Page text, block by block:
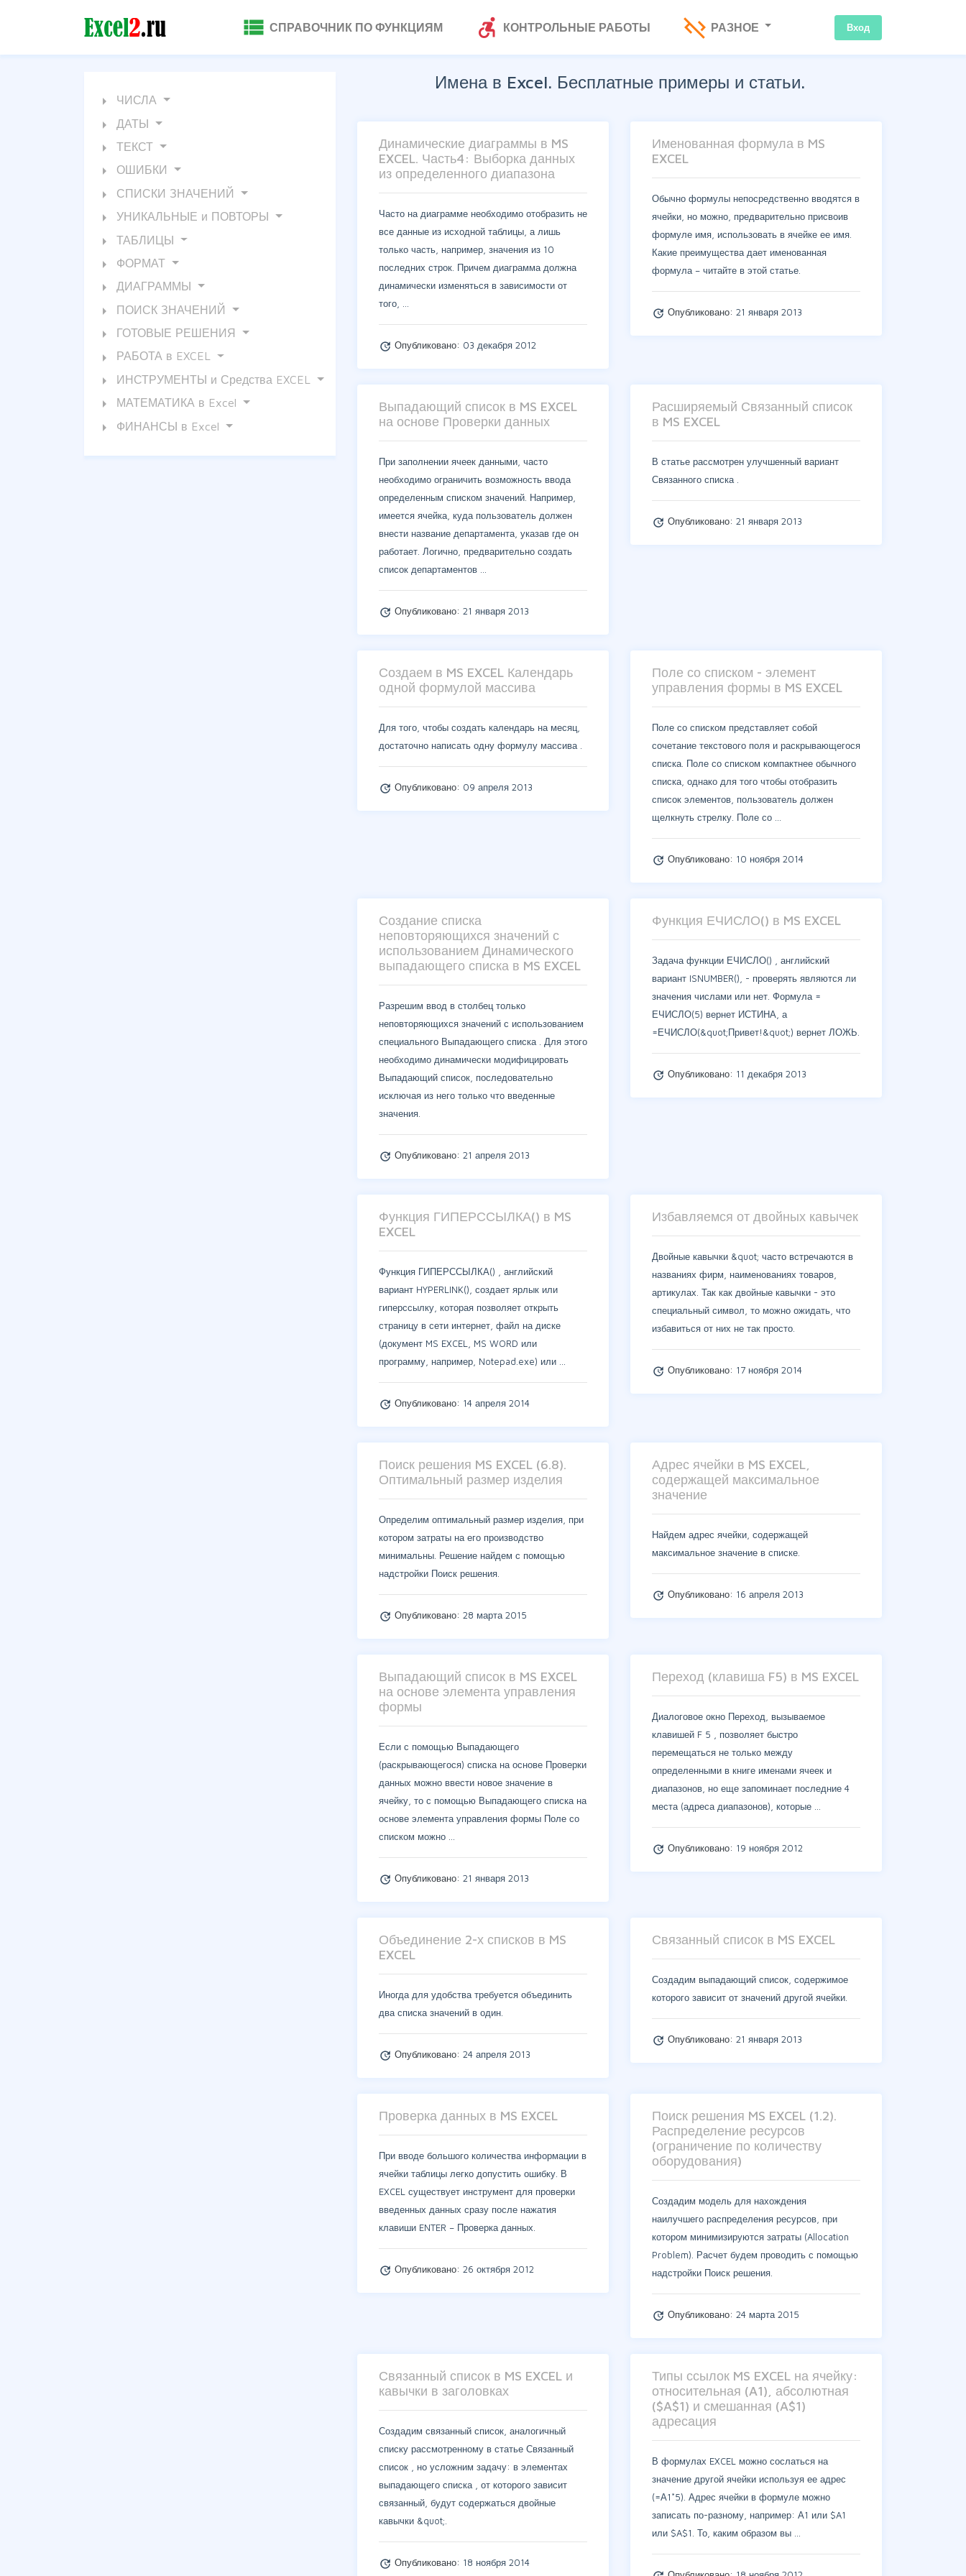
view_list СПРАВОЧНИК ПО ФУНКЦИЯМ accessible_forward КОНТРОЛЬНЫЕ РАБОТЫ code_off РАЗНОЕ Вход
arrow_right ЧИСЛА
arrow_right ДАТЫ
arrow_right ТЕКСТ
arrow_right ОШИБКИ
arrow_right СПИСКИ ЗНАЧЕНИЙ
arrow_right УНИКАЛЬНЫЕ и ПОВТОРЫ
arrow_right ТАБЛИЦЫ
arrow_right ФОРМАТ
arrow_right ДИАГРАММЫ
arrow_right ПОИСК ЗНАЧЕНИЙ
arrow_right ГОТОВЫЕ РЕШЕНИЯ
arrow_right РАБОТА в EXCEL
arrow_right ИНСТРУМЕНТЫ и Средства EXCEL
arrow_right МАТЕМАТИКА в Excel
arrow_right ФИНАНСЫ в Excel
Имена в Excel. Бесплатные примеры и статьи.
Динамические диаграммы в MS
EXCEL. Часть4: Выборка данных
из определенного диапазона
Часто на диаграмме необходимо отобразить не
все данные из исходной таблицы, а лишь
только часть, например, значения из 10
последних строк. Причем диаграмма должна
динамически изменяться в зависимости от
того, …
update Опубликовано: 03 декабря 2012
Именованная формула в MS
EXCEL
Обычно формулы непосредственно вводятся в
ячейки, но можно, предварительно присвоив
формуле имя, использовать в ячейке ее имя.
Какие преимущества дает именованная
формула – читайте в этой статье.
update Опубликовано: 21 января 2013
Выпадающий список в MS EXCEL
на основе Проверки данных
При заполнении ячеек данными, часто
необходимо ограничить возможность ввода
определенным списком значений. Например,
имеется ячейка, куда пользователь должен
внести название департамента, указав где он
работает. Логично, предварительно создать
список департаментов …
update Опубликовано: 21 января 2013
Расширяемый Связанный список
в MS EXCEL
В статье рассмотрен улучшенный вариант
Связанного списка .
update Опубликовано: 21 января 2013
Создаем в MS EXCEL Календарь
одной формулой массива
Для того, чтобы создать календарь на месяц,
достаточно написать одну формулу массива .
update Опубликовано: 09 апреля 2013
Поле со списком - элемент
управления формы в MS EXCEL
Поле со списком представляет собой
сочетание текстового поля и раскрывающегося
списка. Поле со списком компактнее обычного
списка, однако для того чтобы отобразить
список элементов, пользователь должен
щелкнуть стрелку. Поле со …
update Опубликовано: 10 ноября 2014
Создание списка
неповторяющихся значений с
использованием Динамического
выпадающего списка в MS EXCEL
Разрешим ввод в столбец только
неповторяющихся значений с использованием
специального Выпадающего списка . Для этого
необходимо динамически модифицировать
Выпадающий список, последовательно
исключая из него только что введенные
значения.
update Опубликовано: 21 апреля 2013
Функция ЕЧИСЛО() в MS EXCEL
Задача функции ЕЧИСЛО() , английский
вариант ISNUMBER(), - проверять являются ли
значения числами или нет. Формула =
ЕЧИСЛО(5) вернет ИСТИНА, а
=ЕЧИСЛО(&quot;Привет!&quot;) вернет ЛОЖЬ.
update Опубликовано: 11 декабря 2013
Функция ГИПЕРССЫЛКА() в MS
EXCEL
Функция ГИПЕРССЫЛКА() , английский
вариант HYPERLINK(), создает ярлык или
гиперссылку, которая позволяет открыть
страницу в сети интернет, файл на диске
(документ MS EXCEL, MS WORD или
программу, например, Notepad.exe) или …
update Опубликовано: 14 апреля 2014
Избавляемся от двойных кавычек
Двойные кавычки &quot; часто встречаются в
названиях фирм, наименованиях товаров,
артикулах. Так как двойные кавычки - это
специальный символ, то можно ожидать, что
избавиться от них не так просто.
update Опубликовано: 17 ноября 2014
Поиск решения MS EXCEL (6.8).
Оптимальный размер изделия
Определим оптимальный размер изделия, при
котором затраты на его производство
минимальны. Решение найдем с помощью
надстройки Поиск решения.
update Опубликовано: 28 марта 2015
Адрес ячейки в MS EXCEL,
содержащей максимальное
значение
Найдем адрес ячейки, содержащей
максимальное значение в списке.
update Опубликовано: 16 апреля 2013
Выпадающий список в MS EXCEL
на основе элемента управления
формы
Если с помощью Выпадающего
(раскрывающегося) списка на основе Проверки
данных можно ввести новое значение в
ячейку, то с помощью Выпадающего списка на
основе элемента управления формы Поле со
списком можно …
update Опубликовано: 21 января 2013
Переход (клавиша F5) в MS EXCEL
Диалоговое окно Переход, вызываемое
клавишей F 5 , позволяет быстро
перемещаться не только между
определенными в книге именами ячеек и
диапазонов, но еще запоминает последние 4
места (адреса диапазонов), которые …
update Опубликовано: 19 ноября 2012
Объединение 2-х списков в MS
EXCEL
Иногда для удобства требуется объединить
два списка значений в один.
update Опубликовано: 24 апреля 2013
Связанный список в MS EXCEL
Создадим выпадающий список, содержимое
которого зависит от значений другой ячейки.
update Опубликовано: 21 января 2013
Проверка данных в MS EXCEL
При вводе большого количества информации в
ячейки таблицы легко допустить ошибку. В
EXCEL существует инструмент для проверки
введенных данных сразу после нажатия
клавиши ENTER – Проверка данных.
update Опубликовано: 26 октября 2012
Поиск решения MS EXCEL (1.2).
Распределение ресурсов
(ограничение по количеству
оборудования)
Создадим модель для нахождения
наилучшего распределения ресурсов, при
котором минимизируются затраты (Allocation
Problem). Расчет будем проводить с помощью
надстройки Поиск решения.
update Опубликовано: 24 марта 2015
Связанный список в MS EXCEL и
кавычки в заголовках
Создадим связанный список, аналогичный
списку рассмотренному в статье Связанный
список , но усложним задачу: в элементах
выпадающего списка , от которого зависит
связанный, будут содержаться двойные
кавычки &quot;.
update Опубликовано: 18 ноября 2014
Типы ссылок MS EXCEL на ячейку:
относительная (A1), абсолютная
($A$1) и смешанная (A$1)
адресация
В формулах EXCEL можно сослаться на
значение другой ячейки используя ее адрес
(=А1*5). Адрес ячейки в формуле можно
записать по-разному, например: А1 или $A1
или $A$1. То, каким образом вы …